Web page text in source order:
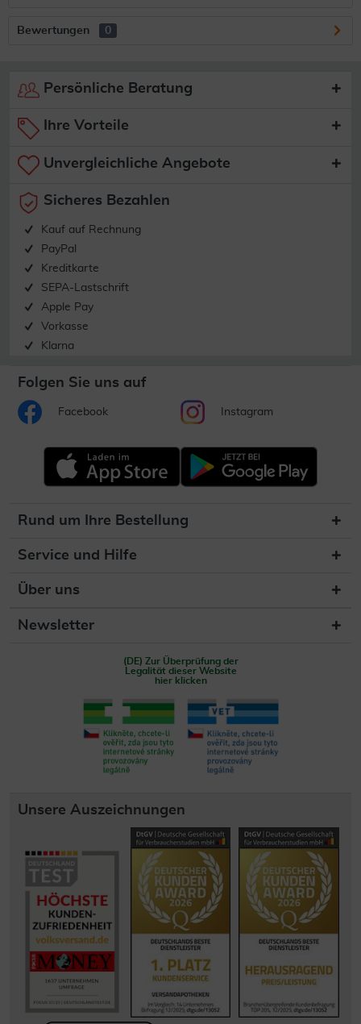
Bewertungen 0
Persönliche Beratung
Ihre Vorteile
Unvergleichliche Angebote
Sicheres Bezahlen
Kauf auf Rechnung
PayPal
Kreditkarte
SEPA-Lastschrift
Apple Pay
Vorkasse
Klarna
Folgen Sie uns auf
Facebook Instagram
Rund um Ihre Bestellung
Service und Hilfe
Über uns
Newsletter
(DE) Zur Überprüfung der
Legalität dieser Website
hier klicken
Unsere Auszeichnungen